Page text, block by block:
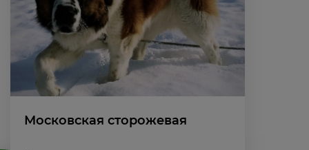
Московская сторожевая